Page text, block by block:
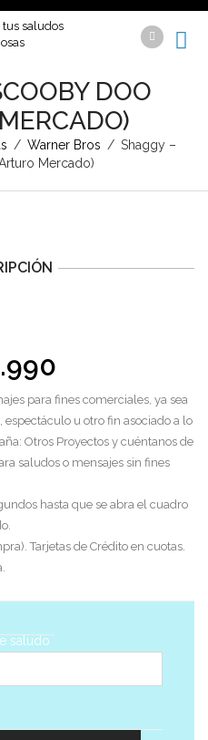
DOO
/ Warner Bros / Shaggy –
Mercado)
para fines comerciales, ya sea
u otro fin asociado a lo
Otros Proyectos y cuéntanos de
saludos o mensajes sin fines
hasta que se abra el cuadro
Tarjetas de Crédito en cuotas.
saludo